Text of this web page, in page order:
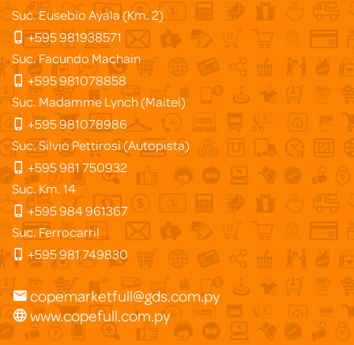
Suc. Eusebio Ayala (Km. 2)
+595 981938571
Suc. Facundo Machain
+595 981078858
Suc. Madamme Lynch (Maitei)
+595 981078986
Suc. Silvio Pettirosi (Autopista)
+595 981 750932
Suc. Km. 14
+595 984 961367
Suc. Ferrocarril
+595 981 749830
copemarketfull@gds.com.py
www.copefull.com.py